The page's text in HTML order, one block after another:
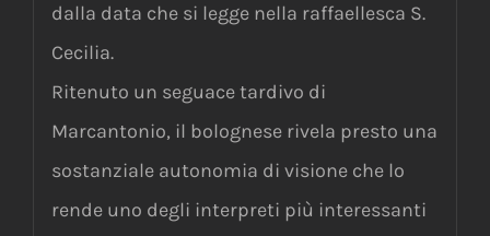
dalla data che si legge nella raffaellesca S.
Cecilia.
Ritenuto un seguace tardivo di
Marcantonio, il bolognese rivela presto una
sostanziale autonomia di visione che lo
rende uno degli interpreti più interessanti